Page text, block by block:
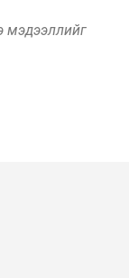
мэдээллийг